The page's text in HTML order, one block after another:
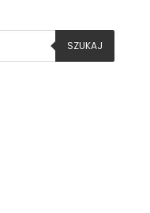
SZUKAJ